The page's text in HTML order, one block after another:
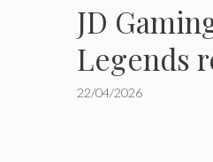
JD
Legends
22/04/2026